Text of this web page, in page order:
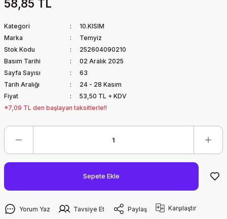
58,85 TL
Kategori
10.KISIM
Marka
Temyiz
Stok Kodu
252604090210
Basım Tarihi
02 Aralık 2025
Sayfa Sayısı
63
Tarih Aralığı
24 - 28 Kasım
Fiyat
53,50 TL + KDV
*7,09 TL den başlayan taksitlerle!!
Sepete Ekle
Yorum Yaz Tavsiye Et Paylaş Karşılaştır